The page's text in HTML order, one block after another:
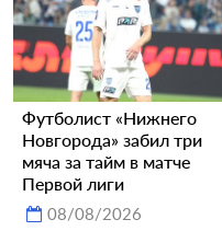
Футболист «Нижнего
Новгорода» забил три
мяча за тайм в матче
Первой лиги
08/08/2026